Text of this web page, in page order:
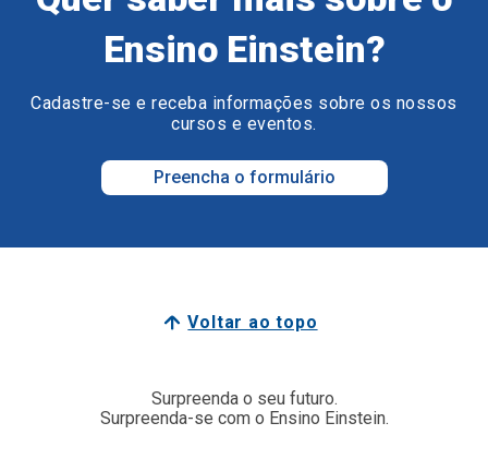
Ensino Einstein?
Cadastre-se e receba informações sobre os nossos
cursos e eventos.
Preencha o formulário
Voltar ao topo
Surpreenda o seu futuro.
Surpreenda-se com o Ensino Einstein.